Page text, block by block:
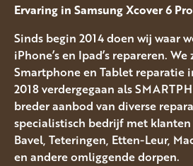
Ervaring in Samsung Xcover 6 Pro
Sinds begin 2014 doen wij waar
iPhone’s en Ipad’s repareren.
Smartphone en Tablet reparatie
2018 verdergegaan als
breder aanbod van diverse
specialistisch bedrijf met
Bavel, Teteringen, Etten-Leur,
en andere omliggende dorpen.